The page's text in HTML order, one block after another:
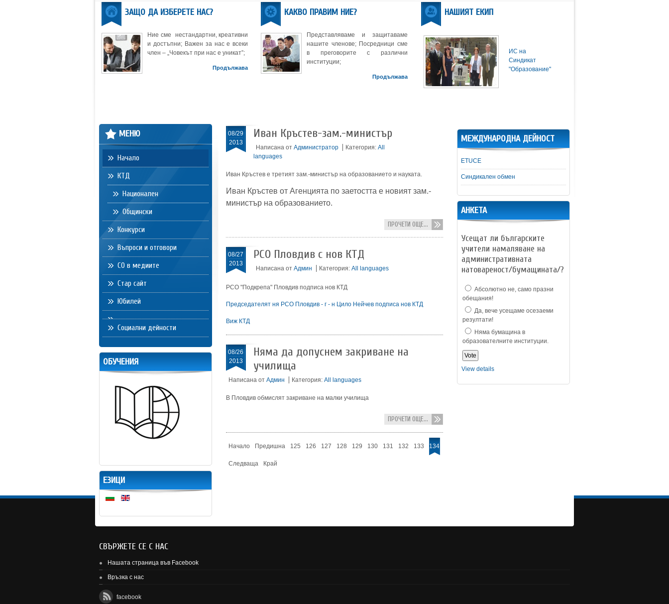
ЗАЩО ДА ИЗБЕРЕТЕ НАС?
Ние сме нестандартни, креативни
и достъпни; Важен за нас е всеки
член – „Човекът при нас е уникат”;
Продължава
КАКВО ПРАВИМ НИЕ?
Представляваме и защитаваме
нашите членове; Посредници сме
в преговорите с различни
институции;
Продължава
НАШИЯТ ЕКИП
ИС на
Синдикат
"Образование"
08/29
2013
Иван Кръстев-зам.-министър
Написана от Администратор Категория: All
languages
Иван Кръстев е третият зам.-министър на образованието и науката.
Иван Кръстев от Агенцията по заетостта е новият зам.-
министър на образованието.
ПРОЧЕТИ ОЩЕ...
08/27
2013
РСО Пловдив с нов КТД
Написана от Админ Категория: All languages
РСО "Подкрепа" Пловдив подписа нов КТД
Председателят ня РСО Пловдив - г - н Цило Нейчев подписа нов КТД
Виж КТД
08/26
2013
Няма да допуснем закриване на
училища
Написана от Админ Категория: All languages
В Пловдив обмислят закриване на малки училища
ПРОЧЕТИ ОЩЕ...
Начало Предишна 125 126 127 128 129 130 131 132 133 134
Следваща Край
МЕЖДУНАРОДНА ДЕЙНОСТ
ETUCE
Синдикален обмен
АНКЕТА
Усещат ли българските
учители намаляване на
административната
натовареност/бумащината/?
Абсолютно не, само празни
обещания!
Да, вече усещаме осезаеми
резултати!
Няма бумащина в
образователните институции.
View details
МЕНЮ
Начало
КТД
Национален
Общински
Конкурси
Въпроси и отговори
СО в медиите
Стар сайт
Юбилей
Социални дейности
ОБУЧЕНИЯ
ЕЗИЦИ
СВЪРЖЕТЕ СЕ С НАС
Нашата страница във Facebook
Връзка с нас
facebook